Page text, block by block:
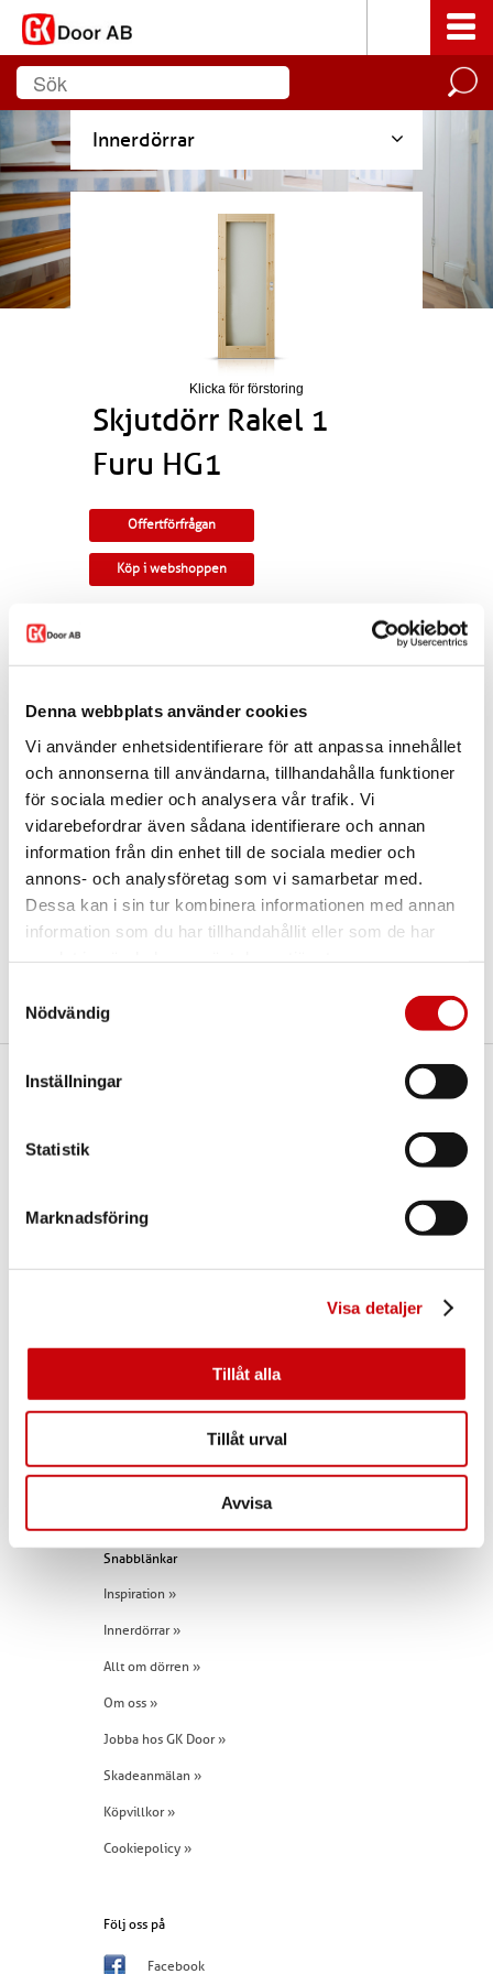
Denna webbplats använder cookies
Vi använder enhetsidentifierare för att anpassa innehållet
och annonserna till användarna, tillhandahålla funktioner
för sociala medier och analysera vår trafik. Vi
vidarebefordrar även sådana identifierare och annan
information från din enhet till de sociala medier och
annons- och analysföretag som vi samarbetar med.
Dessa kan i sin tur kombinera informationen med annan
information som du har tillhandahållit eller som de har
Nödvändig
Inställningar
Statistik
Marknadsföring
Visa detaljer
Tillåt alla
Tillåt urval
Avvisa
Innerdörrar
Klicka för förstoring
Skjutdörr Rakel 1
Furu HG1
Offertförfrågan
Köp i webshoppen
utanpåliggande eller infälld i vägg.
med skjutdörrsspår samt draghandtag och
skålar som standard. Modellen finns som
enkeldörr, pardörr i lika eller olika delning,
skjutdörr samt parskjutdörr.
Varianten finns att köpa i webshoppen. I
offertförfrågan väljer du mått, ytbehandling,
glastyp, beslagsamtandra tillval.
Kontakta oss via eller
några funderingar eller särskilda önskemål.
Kontakta oss
info@gkdoor.se
Tel:+46 (0)960 - 203 25
Snabblänkar
Inspiration »
Innerdörrar »
Allt om dörren »
Om oss »
Jobba hos GK Door »
Skadeanmälan »
Köpvillkor »
Cookiepolicy »
Följ oss på
Facebook